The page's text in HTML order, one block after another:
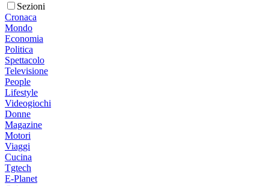
Sezioni
Cronaca
Mondo
Economia
Politica
Spettacolo
Televisione
People
Lifestyle
Videogiochi
Donne
Magazine
Motori
Viaggi
Cucina
Tgtech
E-Planet